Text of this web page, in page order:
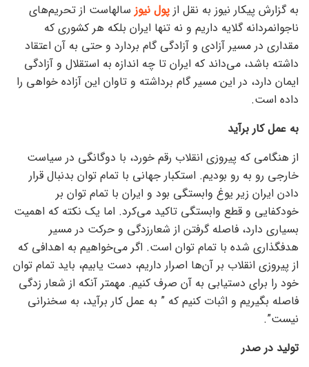
به گزارش پیکار نیوز به نقل از پول نیوز سالهاست از تحریم‌های
ناجوانمردانه گلایه داریم و نه تنها ایران بلکه هر کشوری که
مقداری در مسیر آزادی و آزادگی گام بردارد و حتی به آن اعتقاد
داشته باشد، می‌داند که ایران تا چه اندازه به استقلال و آزادگی
ایمان دارد، در این مسیر گام برداشته و تاوان این آزاده خواهی را
داده است.
به عمل کار برآید
از هنگامی که پیروزی انقلاب رقم خورد، با دوگانگی در سیاست
خارجی رو به رو بودیم. استکبار جهانی با تمام توان بدنبال قرار
دادن ایران زیر یوغ وابستگی بود و ایران با تمام توان بر
خودکفایی و قطع وابستگی تاکید می‌کرد. اما یک نکته که اهمیت
بسیاری دارد، فاصله گرفتن از شعارزدگی و حرکت در مسیر
هدفگذاری شده با تمام توان است. اگر می‌خواهیم به اهدافی که
از پیروزی انقلاب بر آن‌ها اصرار داریم، دست یابیم، باید تمام توان
خود را برای دستیابی به آن صرف کنیم. مهمتر آنکه از شعار زدگی
فاصله بگیریم و اثبات کنیم که ” به عمل کار برآید، به سخنرانی
نیست”.
تولید در صدر